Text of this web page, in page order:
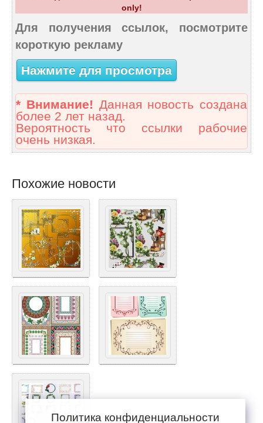
only!
Для получения ссылок, посмотрите
короткую рекламу
Нажмите для просмотра
* Внимание! Данная новость создана
более 2 лет назад.
Вероятность что ссылки рабочие
очень низкая.
Похожие новости
Политика конфиденциальности